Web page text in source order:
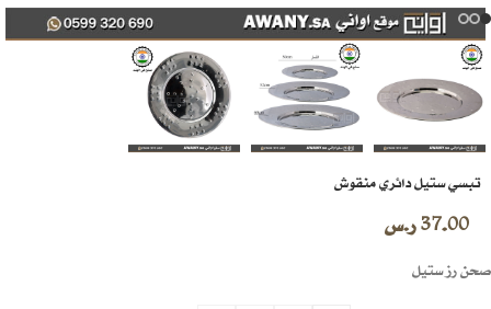
تبسي ستيل دائري منقوش
37.00ر.س
صحن رز ستيل